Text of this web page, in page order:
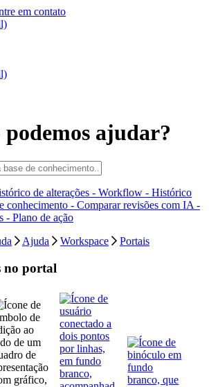
em contato
podemos ajudar?
de alterações - Workflow - Histórico
conhecimento - Comparar revisões com IA -
- Plano de ação
Ajuda Workspace Portais
no portal